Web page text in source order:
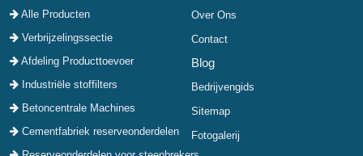
Alle Producten
Verbrijzelingssectie
Afdeling Producttoevoer
Industriële stoffilters
Betoncentrale Machines
Cementfabriek reserveonderdelen
Over Ons
Contact
Blog
Bedrijvengids
Sitemap
Fotogalerij